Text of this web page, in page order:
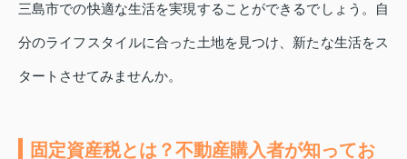
三島市での快適な生活を実現することができるでしょう。自
分のライフスタイルに合った土地を見つけ、新たな生活をス
タートさせてみませんか。
固定資産税とは？不動産購入者が知ってお